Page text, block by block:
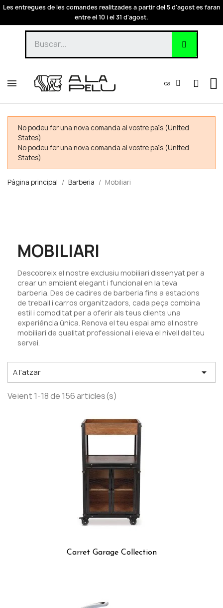
Les entregues de les comandes realitzades a partir del 5 d'agost es faran
entre el 10 i el 31 d'agost.
ca
No podeu fer una nova comanda al vostre país (United
States).
No podeu fer una nova comanda al vostre país (United
States).
Pàgina principal Barberia Mobiliari
MOBILIARI
Descobreix el nostre exclusiu mobiliari dissenyat per a
crear un ambient elegant i funcional en la teva
barberia. Des de cadires de barberia fins a estacions
de treball i carros organitzadors, cada peça combina
estil i comoditat per a oferir als teus clients una
experiència única. Renova el teu espai amb el nostre
mobiliari de qualitat professional i eleva el nivell del teu
servei.
A l'atzar 
Veient 1-18 de 156 articles(s)
Carret Garage Collection